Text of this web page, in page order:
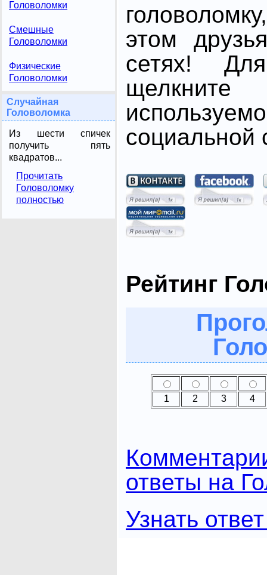
Головоломки
Смешные
Головоломки
Физические
Головоломки
Случайная
Головоломка
Из шести спичек
получить пять
квадратов...
Прочитать
Головоломку
полностью
этом
сетях!
социальной
Рейтинг
1 2 3 4
ответы на
Узнать